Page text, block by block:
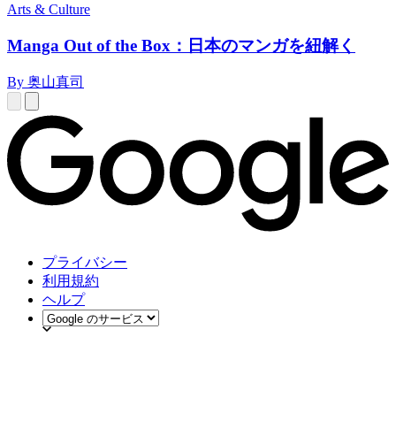
Arts & Culture
Manga Out of the Box：日本のマンガを紐解く
By 奥山真司
プライバシー
利用規約
ヘルプ